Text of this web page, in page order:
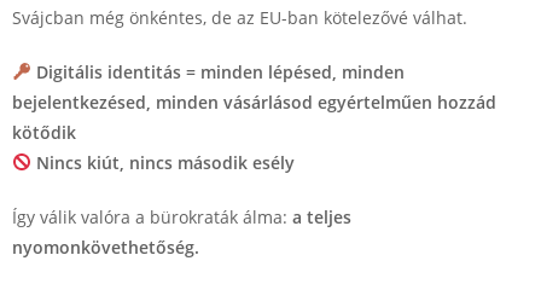
Svájcban még önkéntes, de az EU-ban kötelezővé válhat.
Digitális identitás = minden lépésed, minden
bejelentkezésed, minden vásárlásod egyértelműen hozzád
kötődik
Nincs kiút, nincs második esély
Így válik valóra a bürokraták álma: a teljes
nyomonkövethetőség.